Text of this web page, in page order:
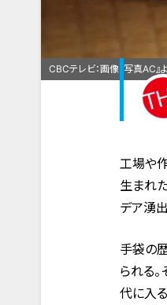
CBCテレビ：画像『写真AC』よ
工場や
生まれ
デア湧
手袋の
られる
代に入